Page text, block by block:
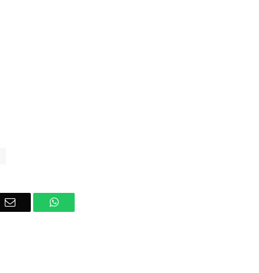
Email WhatsApp